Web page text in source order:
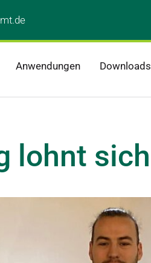
Anwendungen Downloads
lohnt sich